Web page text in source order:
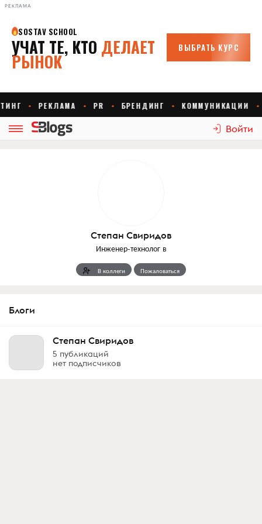
РЕКЛАМА
Войти
Степан Свиридов
Инженер-технолог в
В коллеги Пожаловаться
Блоги
Степан Свиридов
5 публикаций
нет подписчиков